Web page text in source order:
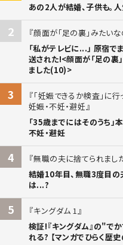
あの2人が結婚、子供も。
2
顔面が「足の裏」みたい
「私がテレビに...」 原宿
送された!<顔面が「足の裏
ました(10)>
3
「妊娠できるか検査」に
妊娠・不妊・避妊
「35歳までにはそのうち」
不妊・避妊
4
無職の夫に捨てられまし
結婚10年目、無職3度目の
は...?
5
キングダム 1
検証!『キングダム』の"で
れる? 【マンガでひらく歴史